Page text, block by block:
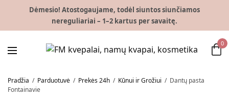
Dėmesio! Atostogaujame, todėl siuntos siunčiamos
nereguliariai – 1–2 kartus per savaitę.
0
Pradžia / Parduotuvė / Prekės 24h / Kūnui ir Grožiui / Dantų pasta
Fontainavie